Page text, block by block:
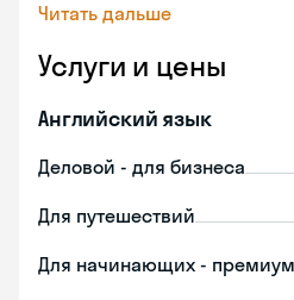
Читать дальше
Услуги и цены
Английский язык
Деловой - для бизнеса
Для путешествий
Для начинающих - премиум